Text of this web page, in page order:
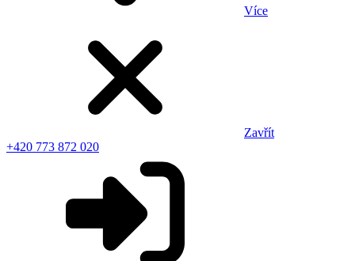
Více
Zavřít
+420 773 872 020